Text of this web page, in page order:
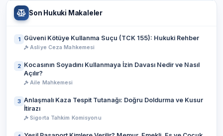
Son Hukuki Makaleler
1 Güveni Kötüye Kullanma Suçu (TCK 155): Hukuki Rehber
Asliye Ceza Mahkemesi
2 Kocasının Soyadını Kullanmaya İzin Davası Nedir ve Nasıl
Açılır?
Aile Mahkemesi
3 Anlaşmalı Kaza Tespit Tutanağı: Doğru Doldurma ve Kusur
İtirazı
Sigorta Tahkim Komisyonu